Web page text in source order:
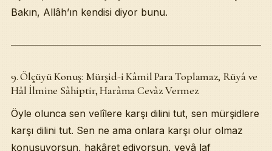
Bakın, Allâh’ın kendisi diyor bunu.
9. Ölçüyü Konuş: Mürşid-i Kâmil Para Toplamaz, Rüyâ ve
Hâl İlmine Sâhiptir, Harâma Cevâz Vermez
Öyle olunca sen velîlere karşı dilini tut, sen mürşidlere
karşı dilini tut. Sen ne ama onlara karşı olur olmaz
konuşuyorsun, hakâret ediyorsun, veyâ laf